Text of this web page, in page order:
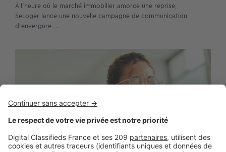
À l’heure où le marché immobilier amorce une reprise,
SeLoger lance une nouvelle campagne de communication
d’envergure ...